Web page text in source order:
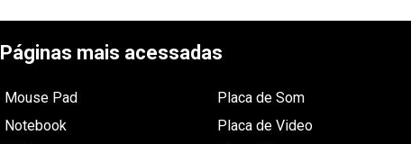
Páginas mais acessadas
Mouse Pad
Notebook
Placa de Som
Placa de Video